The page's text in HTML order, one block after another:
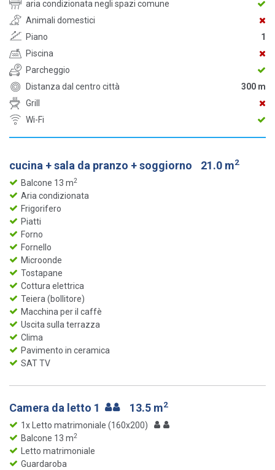
aria condizionata negli spazi comune
Animali domestici
Piano
1
Piscina
Parcheggio
Distanza dal centro città
300 m
Grill
Wi-Fi
cucina + sala da pranzo + soggiorno 21.0 m2
Balcone 13 m2
Aria condizionata
Frigorifero
Piatti
Forno
Fornello
Microonde
Tostapane
Cottura elettrica
Teiera (bollitore)
Macchina per il caffè
Uscita sulla terrazza
Clima
Pavimento in ceramica
SAT TV
Camera da letto 1 13.5 m2
1x Letto matrimoniale (160x200)
Balcone 13 m2
Letto matrimoniale
Guardaroba